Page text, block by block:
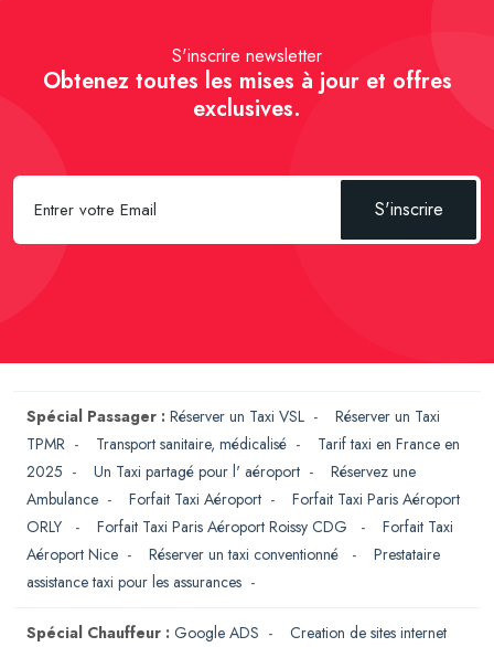
S'inscrire newsletter
Obtenez toutes les mises à jour et offres
exclusives.
S'inscrire
Spécial Passager : Réserver un Taxi VSL - Réserver un Taxi
TPMR - Transport sanitaire, médicalisé - Tarif taxi en France en
2025 - Un Taxi partagé pour l' aéroport - Réservez une
Ambulance - Forfait Taxi Aéroport - Forfait Taxi Paris Aéroport
ORLY
- Forfait Taxi Paris Aéroport Roissy CDG - Forfait Taxi
Aéroport Nice - Réserver un taxi conventionné - Prestataire
assistance taxi pour les assurances -
Spécial Chauffeur : Google ADS - Creation de sites internet